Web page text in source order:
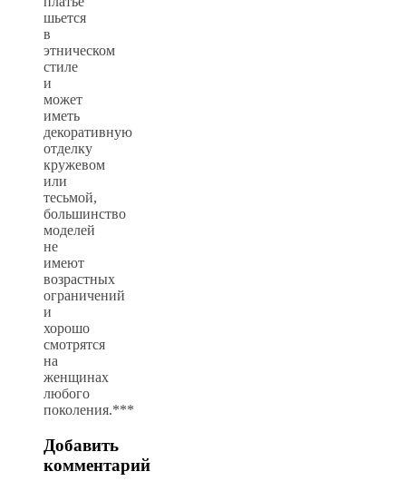
шьется
в
этническом
стиле
и
может
иметь
декоративную
отделку
кружевом
или
тесьмой,
большинство
моделей
не
имеют
возрастных
ограничений
и
хорошо
смотрятся
на
женщинах
любого
поколения.***
Добавить
комментарий